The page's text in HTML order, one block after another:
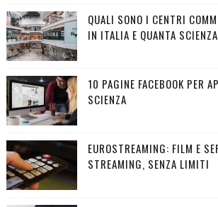
QUALI SONO I CENTRI
IN ITALIA E QUANTA
10 PAGINE FACEBOOK PER
SCIENZA
EUROSTREAMING: FILM E
STREAMING, SENZA LIMITI